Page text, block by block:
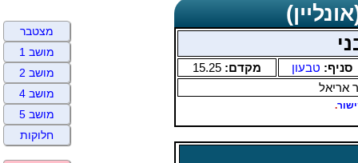
סניף: טבעון מקדם:15.25
אריאל
.
מצטבר
מושב 1
מושב 2
מושב 4
מושב 5
חלוקות